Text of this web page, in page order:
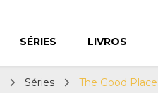
SÉRIES LIVROS
Séries The Good